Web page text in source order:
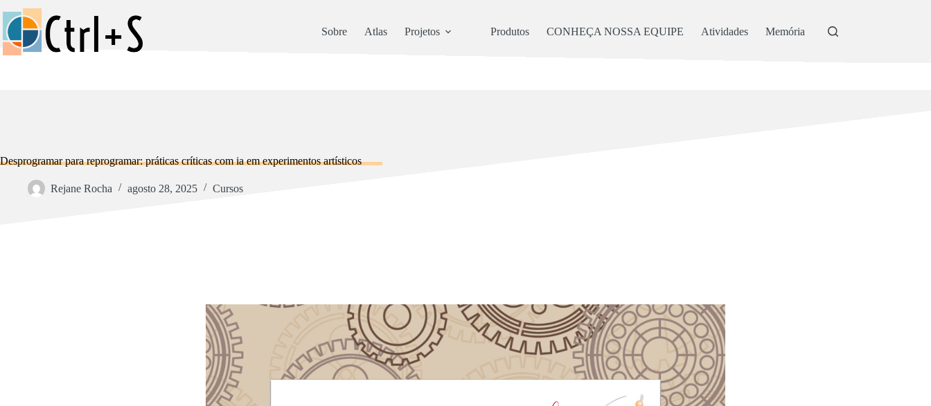
para
conteúdo
Sobre Atlas Projetos Produtos CONHEÇA NOSSA EQUIPE Atividades Memória
Desprogramar para reprogramar: práticas críticas com ia em experimentos artísticos
Rejane Rocha agosto 28, 2025 Cursos